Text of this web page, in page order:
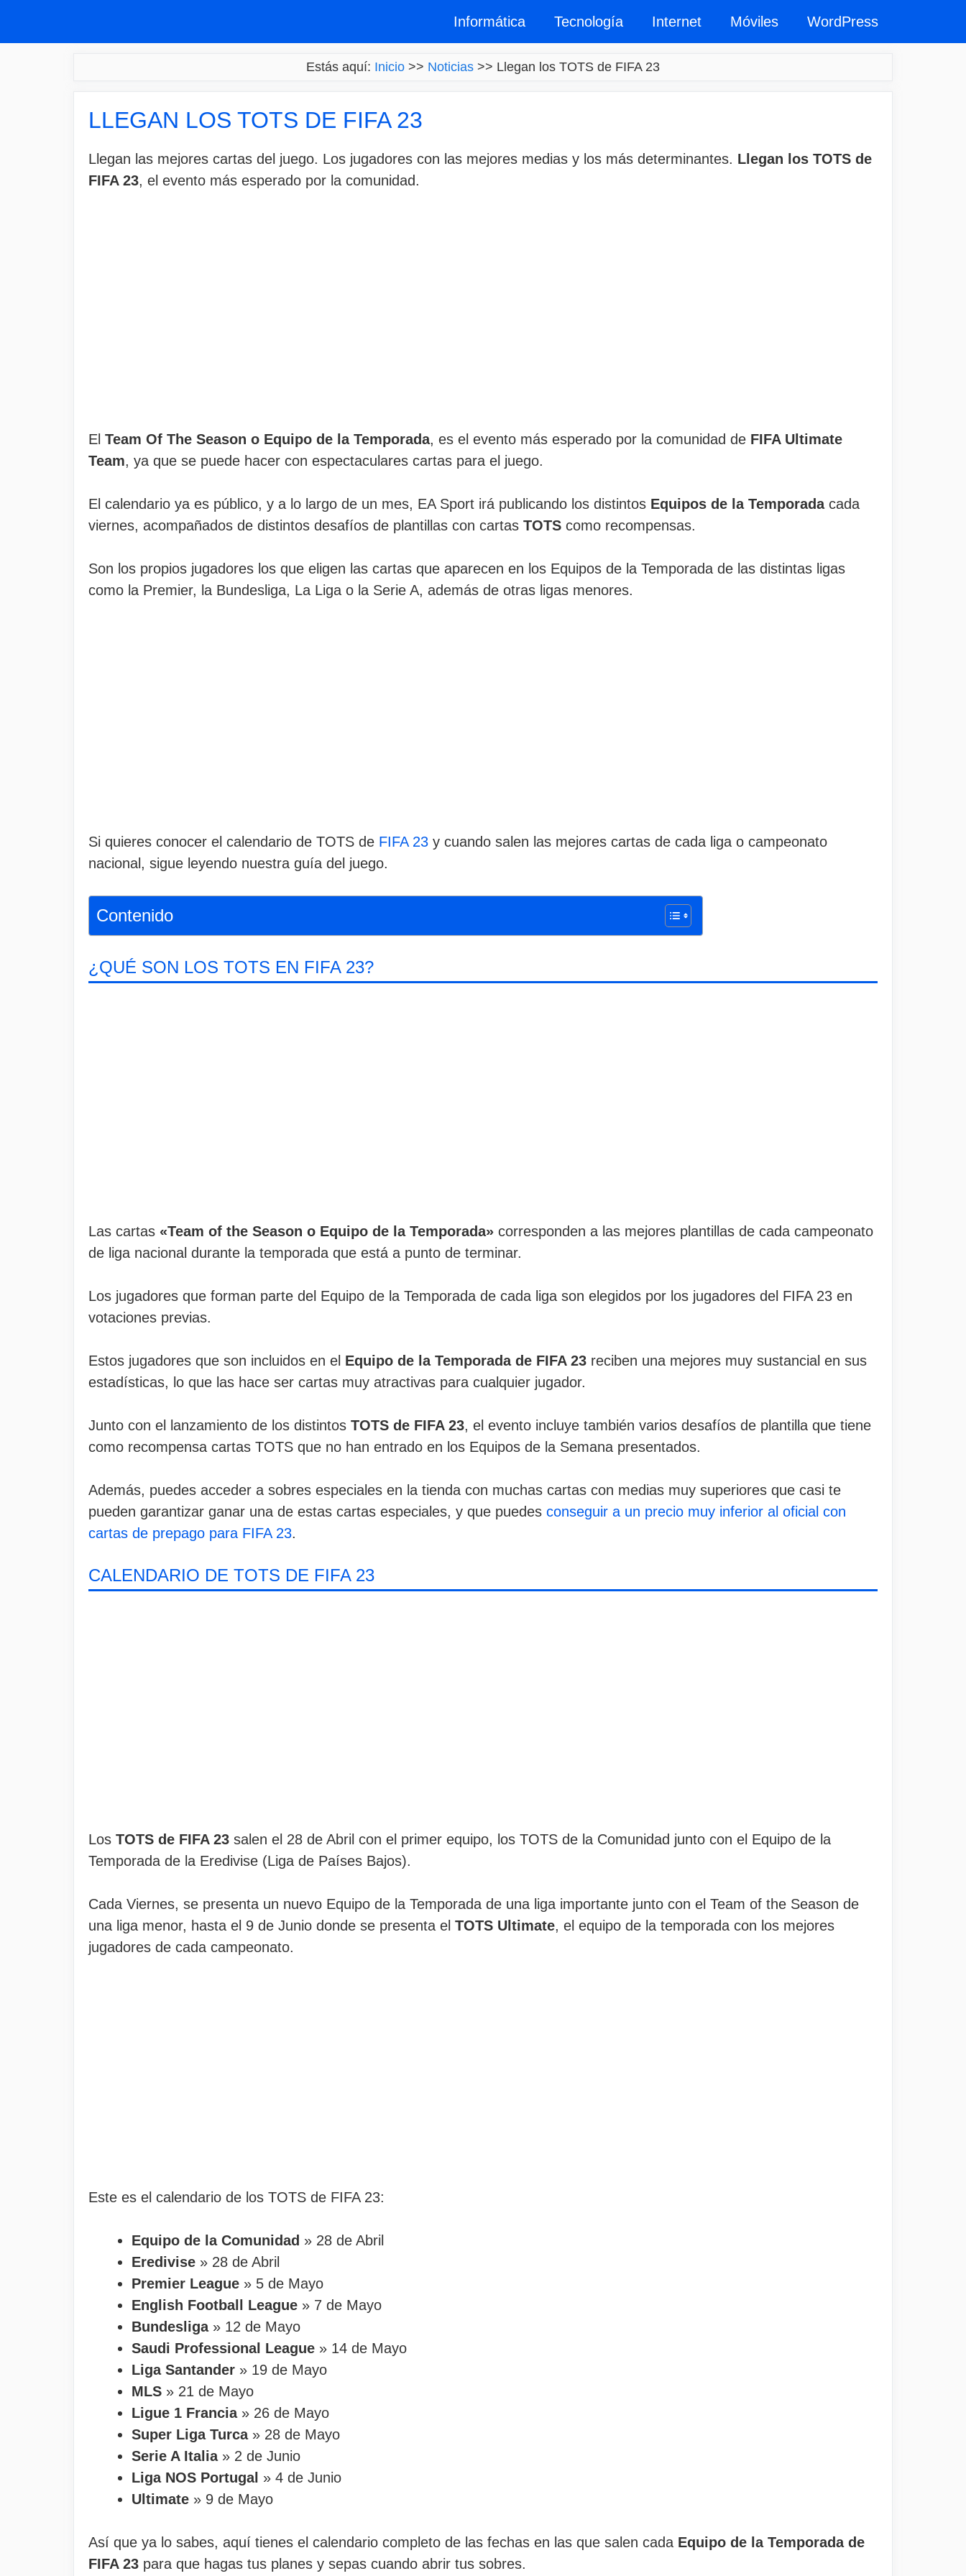
Informática Tecnología Internet Móviles WordPress
Estás aquí: Inicio >> Noticias >> Llegan los TOTS de FIFA 23
LLEGAN LOS TOTS DE FIFA 23
Llegan las mejores cartas del juego. Los jugadores con las mejores medias y los más determinantes. Llegan los TOTS de
FIFA 23, el evento más esperado por la comunidad.
El Team Of The Season o Equipo de la Temporada, es el evento más esperado por la comunidad de FIFA Ultimate
Team, ya que se puede hacer con espectaculares cartas para el juego.
El calendario ya es público, y a lo largo de un mes, EA Sport irá publicando los distintos Equipos de la Temporadacada
viernes, acompañados de distintos desafíos de plantillas con cartas TOTS como recompensas.
Son los propios jugadores los que eligen las cartas que aparecen en los Equipos de la Temporada de las distintas ligas
como la Premier, la Bundesliga, La Liga o la Serie A, además de otras ligas menores.
Si quieres conocer el calendario de TOTS de FIFA 23 y cuando salen las mejores cartas de cada liga o campeonato
nacional, sigue leyendo nuestra guía del juego.
Contenido
¿QUÉ SON LOS TOTS EN FIFA 23?
Las cartas «Team of the Season o Equipo de la Temporada» corresponden a las mejores plantillas de cada campeonato
de liga nacional durante la temporada que está a punto de terminar.
Los jugadores que forman parte del Equipo de la Temporada de cada liga son elegidos por los jugadores del FIFA 23 en
votaciones previas.
Estos jugadores que son incluidos en el Equipo de la Temporada de FIFA 23 reciben una mejores muy sustancial en sus
estadísticas, lo que las hace ser cartas muy atractivas para cualquier jugador.
Junto con el lanzamiento de los distintos TOTS de FIFA 23, el evento incluye también varios desafíos de plantilla que tiene
como recompensa cartas TOTS que no han entrado en los Equipos de la Semana presentados.
Además, puedes acceder a sobres especiales en la tienda con muchas cartas con medias muy superiores que casi te
pueden garantizar ganar una de estas cartas especiales, y que puedes conseguir a un precio muy inferior al oficial con
cartas de prepago para FIFA 23.
CALENDARIO DE TOTS DE FIFA 23
Los TOTS de FIFA 23 salen el 28 de Abril con el primer equipo, los TOTS de la Comunidad junto con el Equipo de la
Temporada de la Eredivise (Liga de Países Bajos).
Cada Viernes, se presenta un nuevo Equipo de la Temporada de una liga importante junto con el Team of the Season de
una liga menor, hasta el 9 de Junio donde se presenta el TOTS Ultimate, el equipo de la temporada con los mejores
jugadores de cada campeonato.
Este es el calendario de los TOTS de FIFA 23:
Equipo de la Comunidad » 28 de Abril
Eredivise » 28 de Abril
Premier League » 5 de Mayo
English Football League » 7 de Mayo
Bundesliga» 12 de Mayo
Saudi Professional League » 14 de Mayo
Liga Santander » 19 de Mayo
MLS » 21 de Mayo
Ligue 1 Francia » 26 de Mayo
Super Liga Turca» 28 de Mayo
Serie A Italia» 2 de Junio
Liga NOS Portugal » 4 de Junio
Ultimate » 9 de Mayo
Así que ya lo sabes, aquí tienes el calendario completo de las fechas en las que salen cada Equipo de la Temporada de
FIFA 23 para que hagas tus planes y sepas cuando abrir tus sobres.